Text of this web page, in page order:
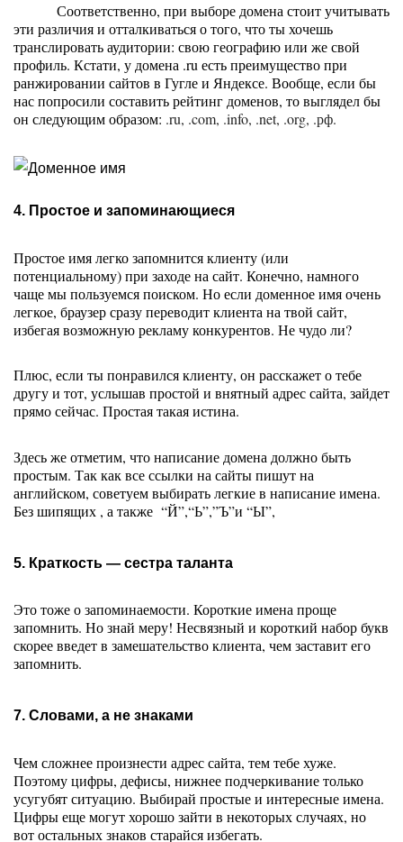
Соответственно, при выборе домена стоит учитывать
эти различия и отталкиваться о того, что ты хочешь
транслировать аудитории: свою географию или же свой
профиль. Кстати, у домена .ru есть преимущество при
ранжировании сайтов в Гугле и Яндексе. Вообще, если бы
нас попросили составить рейтинг доменов, то выглядел бы
он следующим образом: .ru, .com, .info, .net, .org, .рф.
4. Простое и запоминающиеся
Простое имя легко запомнится клиенту (или
потенциальному) при заходе на сайт. Конечно, намного
чаще мы пользуемся поиском. Но если доменное имя очень
легкое, браузер сразу переводит клиента на твой сайт,
избегая возможную рекламу конкурентов. Не чудо ли?
Плюс, если ты понравился клиенту, он расскажет о тебе
другу и тот, услышав простой и внятный адрес сайта, зайдет
прямо сейчас. Простая такая истина.
Здесь же отметим, что написание домена должно быть
простым. Так как все ссылки на сайты пишут на
английском, советуем выбирать легкие в написание имена.
Без шипящих , а также  “Й”,“Ь”,”Ъ”и “Ы”,
5. Краткость — сестра таланта
Это тоже о запоминаемости. Короткие имена проще
запомнить. Но знай меру! Несвязный и короткий набор букв
скорее введет в замешательство клиента, чем заставит его
запомнить.
7. Словами, а не знаками
Чем сложнее произнести адрес сайта, тем тебе хуже.
Поэтому цифры, дефисы, нижнее подчеркивание только
усугубят ситуацию. Выбирай простые и интересные имена.
Цифры еще могут хорошо зайти в некоторых случаях, но
вот остальных знаков старайся избегать.